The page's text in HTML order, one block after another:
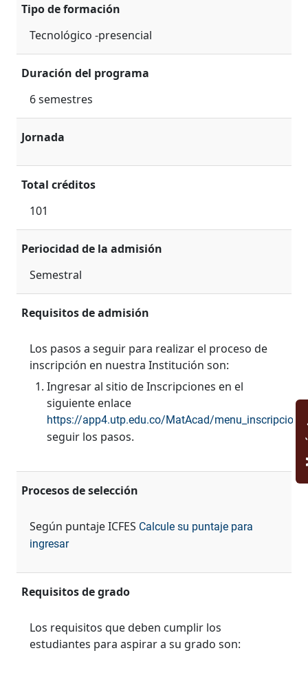
Tipo de formación
Tecnológico -presencial
Duración del programa
6 semestres
Jornada
Total créditos
101
Periocidad de la admisión
Semestral
Requisitos de admisión
Los pasos a seguir para realizar el proceso de
inscripción en nuestra Institución son:
Ingresar al sitio de Inscripciones en el
siguiente enlace
https://app4.utp.edu.co/MatAcad/
seguir los pasos.
Procesos de selección
Según puntaje ICFES Calcule su puntaje para
ingresar
Requisitos de grado
Los requisitos que deben cumplir los
estudiantes para aspirar a su grado son: